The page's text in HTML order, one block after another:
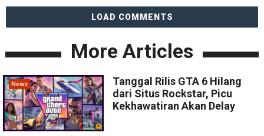
LOAD COMMENTS
More Articles
News
Tanggal Rilis GTA 6 Hilang
dari Situs Rockstar, Picu
Kekhawatiran Akan Delay